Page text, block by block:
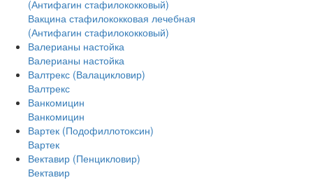
(Антифагин стафилококковый)
Вакцина стафилококковая лечебная
(Антифагин стафилококковый)
Валерианы настойка
Валерианы настойка
Валтрекс (Валацикловир)
Валтрекс
Ванкомицин
Ванкомицин
Вартек (Подофиллотоксин)
Вартек
Вектавир (Пенцикловир)
Вектавир